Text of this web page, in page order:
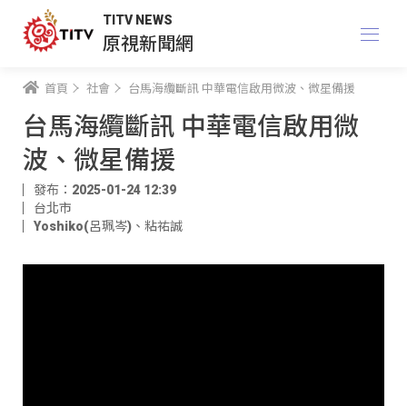
TITV NEWS
原視新聞網
首頁 社會 台馬海纜斷訊 中華電信啟用微波、微星備援
台馬海纜斷訊 中華電信啟用微
波、微星備援
發布：2025-01-24 12:39
台北市
Yoshiko(呂珮岑) 、 粘祐誠